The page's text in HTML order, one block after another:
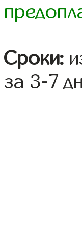
Сроки:
за 3-7